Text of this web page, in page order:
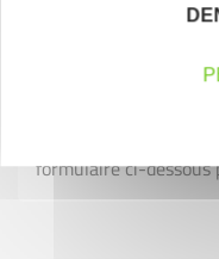
formulaire ci-